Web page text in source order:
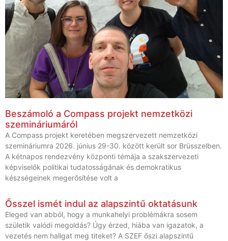
Beszámoló a Compass projekt nemzetközi
szemináriumáról
A Compass projekt keretében megszervezett nemzetközi
szemináriumra 2026. június 29-30. között került sor Brüsszelben.
A kétnapos rendezvény központi témája a szakszervezeti
képviselők politikai tudatosságának és demokratikus
készségeinek megerősítése volt a
Ősszel ismét indul az alapszintű oktatásunk
Eleged van abból, hogy a munkahelyi problémákra sosem
születik valódi megoldás? Úgy érzed, hiába van igazatok, a
vezetés nem hallgat meg titeket? A SZEF őszi alapszintű